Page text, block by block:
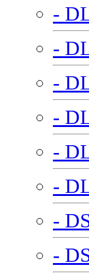
-
-
-
-
-
-
-
-